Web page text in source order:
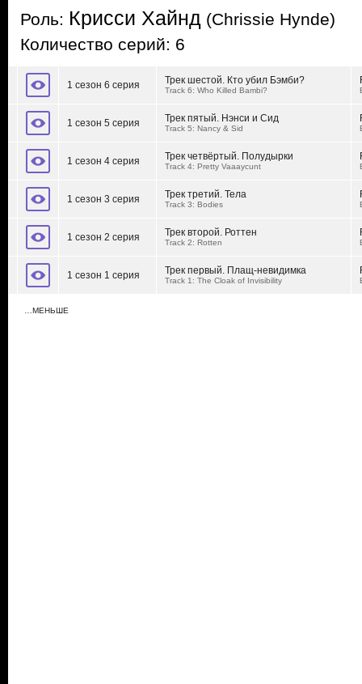
Роль: Крисси Хайнд (Chrissie Hynde)
Количество серий: 6
1 сезон 6 серия Трек шестой. Кто убил Бэмби?
Track 6: Who Killed Bambi?
1 сезон 5 серия Трек пятый. Нэнси и Сид
Track 5: Nancy & Sid
1 сезон 4 серия Трек четвёртый. Полудырки
Track 4: Pretty Vaaaycunt
1 сезон 3 серия Трек третий. Тела
Track 3: Bodies
1 сезон 2 серия Трек второй. Роттен
Track 2: Rotten
1 сезон 1 серия Трек первый. Плащ-невидимка
Track 1: The Cloak of Invisibility
…МЕНЬШЕ